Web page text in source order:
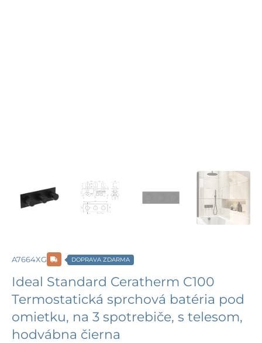
A7664XG DOPRAVA ZDARMA
Ideal Standard Ceratherm C100
Termostatická sprchová batéria pod
omietku, na 3 spotrebiče, s telesom,
hodvábna čierna